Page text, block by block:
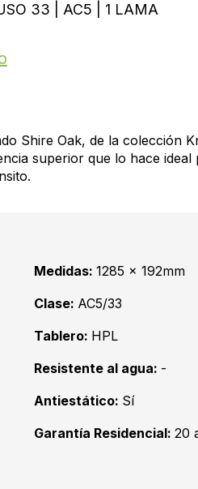
33 | AC5 | 1 LAMA
Shire Oak, de la colección
superior que lo hace ideal
Medidas: 1285 x 192mm
Clase: AC5/33
Tablero: HPL
Resistente al agua: -
Antiestático: Sí
Garantía Residencial: 20